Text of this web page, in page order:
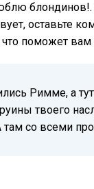
оставьте
поможет вам
Римме, а
твоего
со всеми